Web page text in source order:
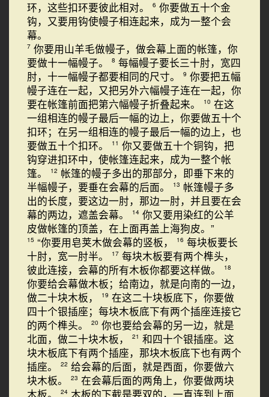
环，这些扣环要彼此相对。
6 你要做五十个金
钩，又要用钩使幔子相连起来，成为一整个会
幕。
7 你要用山羊毛做幔子，做会幕上面的帐篷，你
要做十一幅幔子。
8 每幅幔子要长三十肘，宽四
肘，十一幅幔子都要相同的尺寸。
9 你要把五幅
幔子连在一起，又把另外六幅幔子连在一起，你
要在帐篷前面把第六幅幔子折叠起来。
10 在这
一组相连的幔子最后一幅的边上，你要做五十个
扣环；在另一组相连的幔子最后一幅的边上，也
要做五十个扣环。
11 你又要做五十个铜钩，把
钩穿进扣环中，使帐篷连起来，成为一整个帐
篷。
12 帐篷的幔子多出的那部分，即垂下来的
半幅幔子，要垂在会幕的后面。
13 帐篷幔子多
出的长度，要这边一肘，那边一肘，并且要在会
幕的两边，遮盖会幕。
14 你又要用染红的公羊
皮做帐篷的顶盖，在上面再盖上海狗皮。”
15 “你要用皂荚木做会幕的竖板， 16 每块板要长
十肘，宽一肘半。
17 每块木板要有两个榫头，
彼此连接，会幕的所有木板你都要这样做。
18
你要给会幕做木板；给南边，就是向南的一边，
做二十块木板，
19 在这二十块板底下，你要做
四十个银插座；每块木板底下有两个插座连接它
的两个榫头。
20 你也要给会幕的另一边，就是
北面，做二十块木板，
21 和四十个银插座。这
块木板底下有两个插座，那块木板底下也有两个
插座。
22 给会幕的后面，就是西面，你要做六
块木板。
23 在会幕后面的两角上，你要做两块
木板。
24 木板的下截是要双的，一直连到上面